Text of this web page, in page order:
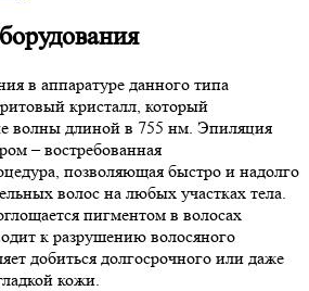
в аппаратуре данного типа
кристалл, который
волны длиной в 755 нм. Эпиляция
– востребованная
позволяющая быстро и надолго
волос на любых участках тела.
пигментом в волосах
к разрушению волосяного
добиться долгосрочного или даже
кожи.